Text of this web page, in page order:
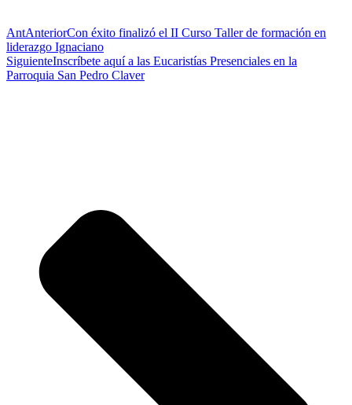
AntAnteriorCon éxito finalizó el II Curso Taller de formación en
liderazgo Ignaciano
SiguienteInscríbete aquí a las Eucaristías Presenciales en la
Parroquia San Pedro Claver